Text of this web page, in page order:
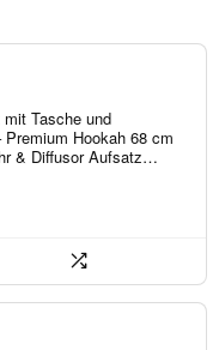
Tasche und
Hookah 68 cm
& Diffusor Aufsatz…